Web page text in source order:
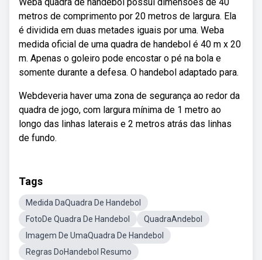
metros de comprimento por 20 metros de largura. Ela
é dividida em duas metades iguais por uma. Weba
medida oficial de uma quadra de handebol é 40 m x 20
m. Apenas o goleiro pode encostar o pé na bola e
somente durante a defesa. O handebol adaptado para.
Webdeveria haver uma zona de segurança ao redor da
quadra de jogo, com largura mínima de 1 metro ao
longo das linhas laterais e 2 metros atrás das linhas
de fundo.
Tags
Medida DaQuadra De Handebol
FotoDe Quadra De Handebol
QuadraAndebol
Imagem De UmaQuadra De Handebol
Regras DoHandebol Resumo